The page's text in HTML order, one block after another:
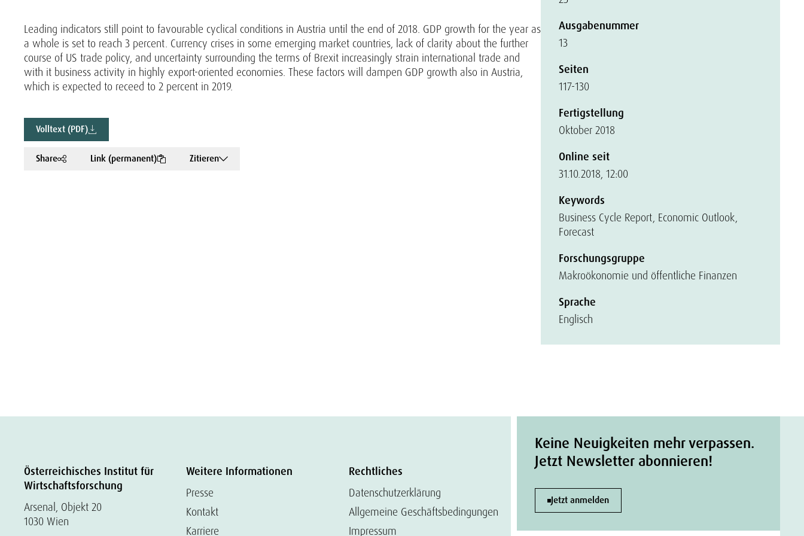
Leading indicators still point to favourable cyclical conditions in Austria until the end of 2018. GDP growth for the year as
a whole is set to reach 3 percent. Currency crises in some emerging market countries, lack of clarity about the further
course of US trade policy, and uncertainty surrounding the terms of Brexit increasingly strain international trade and
with it business activity in highly export-oriented economies. These factors will dampen GDP growth also in Austria,
which is expected to receed to 2 percent in 2019.
Volltext (PDF)
Share Link (permanent) Zitieren
Ausgabenummer
13
Seiten
117-130
Fertigstellung
Oktober 2018
Online seit
31.10.2018, 12:00
Keywords
Business Cycle Report, Economic Outlook,
Forecast
Forschungsgruppe
Makroökonomie und öffentliche Finanzen
Sprache
Englisch
Österreichisches Institut für
Wirtschaftsforschung
Arsenal, Objekt 20
1030 Wien
Weitere Informationen
Presse
Kontakt
Karriere
Rechtliches
Datenschutzerklärung
Allgemeine Geschäftsbedingungen
Impressum
Keine Neuigkeiten mehr verpassen.
Jetzt Newsletter abonnieren!
Jetzt anmelden